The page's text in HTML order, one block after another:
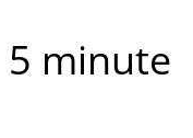
5 minute